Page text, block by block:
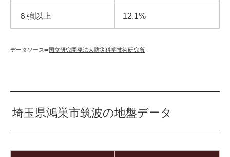
６強以上 12.1%
データソース➡︎国立研究開発法人防災科学技術研究所
埼玉県鴻巣市筑波の地盤データ